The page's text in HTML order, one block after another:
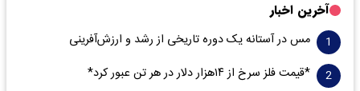
آخرین اخبار
مس در آستانه یک دوره تاریخی از رشد و ارزش‌آفرینی
*قیمت فلز سرخ از ۱۴هزار دلار در هر تن عبور کرد*